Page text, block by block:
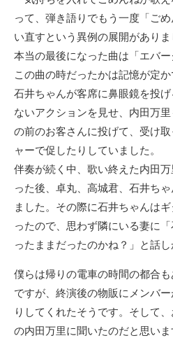
って、弾き語りでもう一度「ご
い直すという異例の展開がありま
本当の最後になった曲は「エバー
この曲の時だったかは記憶が定
石井ちゃんが客席に鼻眼鏡を投
ないアクションを見せ、内田万
の前のお客さんに投げて、受け
ャーで促したりしていました。
伴奏が続く中、歌い終えた内田
った後、卓丸、高城君、石井ち
ました。その際に石井ちゃんは
ったので、思わず隣にいる妻に
ったままだったのかね？」と話し
僕らは帰りの電車の時間の都合
ですが、終演後の物販にメンバ
りしてくれたそうです。そして
の内田万里に聞いたのだと思いま